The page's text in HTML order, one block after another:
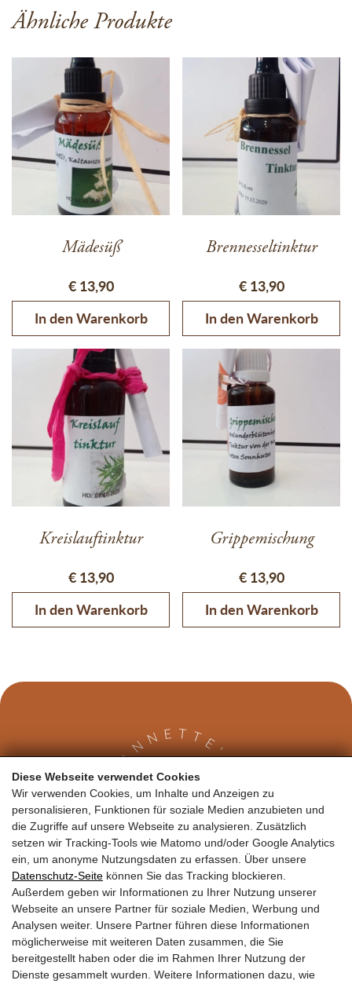
Diese Webseite verwendet Cookies
Wir verwenden Cookies, um Inhalte und Anzeigen zu
personalisieren, Funktionen für soziale Medien anzubieten und
die Zugriffe auf unsere Webseite zu analysieren. Zusätzlich
setzen wir Tracking-Tools wie Matomo und/oder Google Analytics
ein, um anonyme Nutzungsdaten zu erfassen. Über unsere
Datenschutz-Seite können Sie das Tracking blockieren.
Außerdem geben wir Informationen zu Ihrer Nutzung unserer
Webseite an unsere Partner für soziale Medien, Werbung und
Analysen weiter. Unsere Partner führen diese Informationen
möglicherweise mit weiteren Daten zusammen, die Sie
bereitgestellt haben oder die im Rahmen Ihrer Nutzung der
Dienste gesammelt wurden. Weitere Informationen dazu, wie
Ähnliche Produkte
Mädesüß
€13,90
In den Warenkorb
Brennesseltinktur
€13,90
In den Warenkorb
Kreislauftinktur
€13,90
In den Warenkorb
Grippemischung
€13,90
In den Warenkorb
Kontakt
Annette GargerLoferer Bundesstraße 25700 Zell am See
T:0681 104 25031
M:info@naturprodukte-pinzgau.at